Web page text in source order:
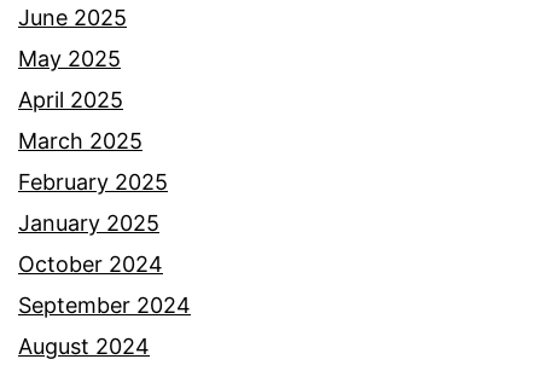
June 2025
May 2025
April 2025
March 2025
February 2025
January 2025
October 2024
September 2024
August 2024